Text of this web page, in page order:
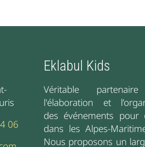
06
Eklabul Kids
Véritable
l'élaboration et
des événements pour
dans les Alpes-
Nous proposons un